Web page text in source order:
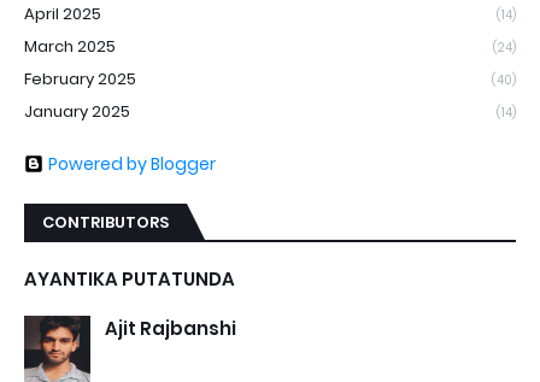
April 2025 (14)
March 2025 (24)
February 2025 (40)
January 2025 (14)
Powered by Blogger
CONTRIBUTORS
AYANTIKA PUTATUNDA
Ajit Rajbanshi